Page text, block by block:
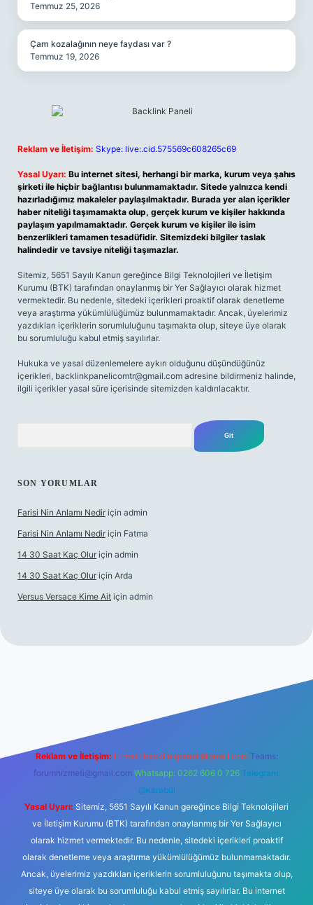
Temmuz 25, 2026
Çam kozalağının neye faydası var ?
Temmuz 19, 2026
Reklam ve İletişim: Skype: live:.cid.575569c608265c69
Yasal Uyarı: Bu internet sitesi, herhangi bir marka, kurum veya şahıs
şirketi ile hiçbir bağlantısı bulunmamaktadır. Sitede yalnızca kendi
hazırladığımız makaleler paylaşılmaktadır. Burada yer alan içerikler
haber niteliği taşımamakta olup, gerçek kurum ve kişiler hakkında
paylaşım yapılmamaktadır. Gerçek kurum ve kişiler ile isim
benzerlikleri tamamen tesadüfidir. Sitemizdeki bilgiler taslak
halindedir ve tavsiye niteliği taşımazlar.
Sitemiz, 5651 Sayılı Kanun gereğince Bilgi Teknolojileri ve İletişim
Kurumu (BTK) tarafından onaylanmış bir Yer Sağlayıcı olarak hizmet
vermektedir. Bu nedenle, sitedeki içerikleri proaktif olarak denetleme
veya araştırma yükümlülüğümüz bulunmamaktadır. Ancak, üyelerimiz
yazdıkları içeriklerin sorumluluğunu taşımakta olup, siteye üye olarak
bu sorumluluğu kabul etmiş sayılırlar.
Hukuka ve yasal düzenlemelere aykırı olduğunu düşündüğünüz
içerikleri, backlinkpanelicomtr@gmail.com adresine bildirmeniz halinde,
ilgili içerikler yasal süre içerisinde sitemizden kaldırılacaktır.
SON YORUMLAR
Farisi Nin Anlamı Nedir için admin
Farisi Nin Anlamı Nedir için Fatma
14 30 Saat Kaç Olur için admin
14 30 Saat Kaç Olur için Arda
Versus Versace Kime Ait için admin
Reklam ve İletişim: E-mail: backlinkpaneli@gmail.com Teams:
forumhizmeti@gmail.com Whatsapp: 0262 606 0 726 Telegram:
@karabul
Yasal Uyarı: Sitemiz, 5651 Sayılı Kanun gereğince Bilgi Teknolojileri
ve İletişim Kurumu (BTK) tarafından onaylanmış bir Yer Sağlayıcı
olarak hizmet vermektedir. Bu nedenle, sitedeki içerikleri proaktif
olarak denetleme veya araştırma yükümlülüğümüz bulunmamaktadır.
Ancak, üyelerimiz yazdıkları içeriklerin sorumluluğunu taşımakta olup,
siteye üye olarak bu sorumluluğu kabul etmiş sayılırlar. Bu internet